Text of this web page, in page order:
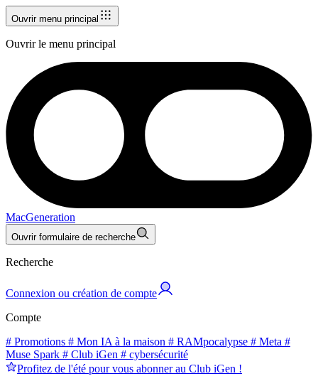
Ouvrir menu principal
Ouvrir le menu principal
MacGeneration
Ouvrir formulaire de recherche
Recherche
Connexion ou création de compte
Compte
# Promotions # Mon IA à la maison # RAMpocalypse # Meta #
Muse Spark # Club iGen # cybersécurité
Profitez de l'été pour vous abonner au Club iGen !